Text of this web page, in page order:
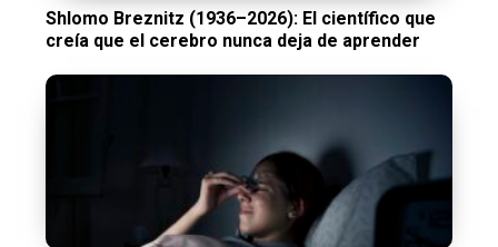
Shlomo Breznitz (1936–2026): El científico que
creía que el cerebro nunca deja de aprender